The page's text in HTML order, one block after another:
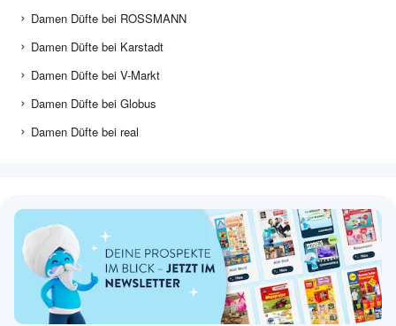
Damen Düfte bei ROSSMANN
Damen Düfte bei Karstadt
Damen Düfte bei V-Markt
Damen Düfte bei Globus
Damen Düfte bei real